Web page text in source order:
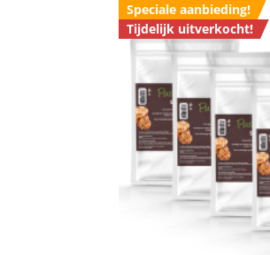
Speciale aanbieding!
Tijdelijk uitverkocht!